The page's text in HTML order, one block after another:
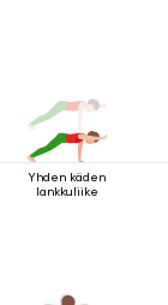
Yhden käden
lankkuliike